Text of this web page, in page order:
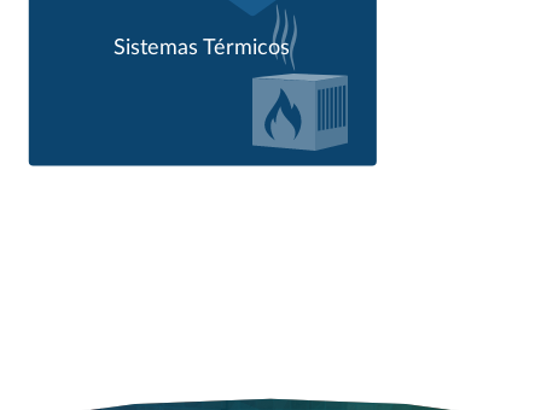
Sistemas Térmicos